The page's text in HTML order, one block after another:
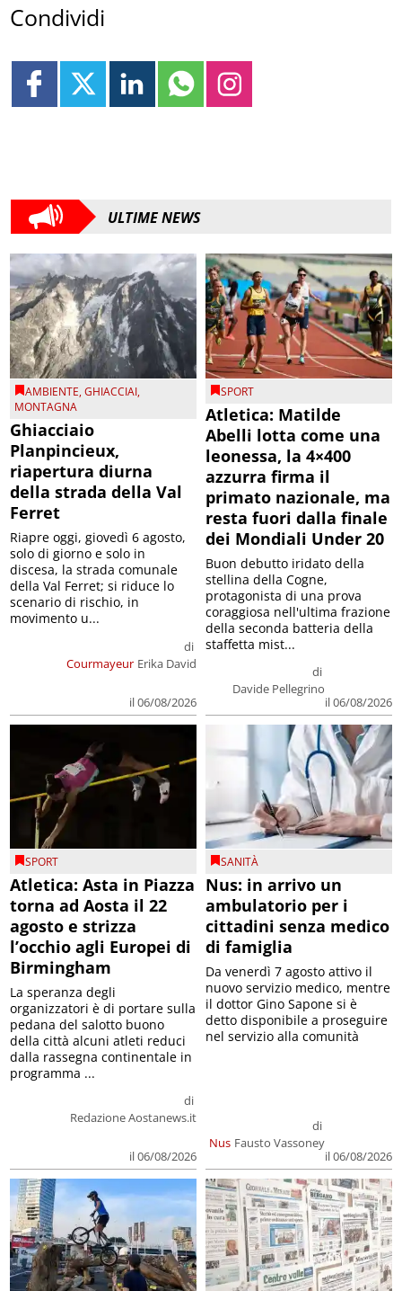
Condividi
ULTIME NEWS
AMBIENTE,GHIACCIAI,
MONTAGNA
Ghiacciaio
Planpincieux,
riapertura diurna
della strada della Val
Ferret
Courmayeur
di
Erika David
il 06/08/2026
Riapre oggi, giovedì 6 agosto,
solo di giorno e solo in
discesa, la strada comunale
della Val Ferret; si riduce lo
scenario di rischio, in
movimento u...
SPORT
Atletica: Matilde
Abelli lotta come una
leonessa, la 4×400
azzurra firma il
primato nazionale, ma
resta fuori dalla finale
dei Mondiali Under 20
di
Davide Pellegrino
il 06/08/2026
Buon debutto iridato della
stellina della Cogne,
protagonista di una prova
coraggiosa nell'ultima frazione
della seconda batteria della
staffetta mist...
SPORT
Atletica: Asta in Piazza
torna ad Aosta il 22
agosto e strizza
l’occhio agli Europei di
Birmingham
di
Redazione Aostanews.it
il 06/08/2026
La speranza degli
organizzatori è di portare sulla
pedana del salotto buono
della città alcuni atleti reduci
dalla rassegna continentale in
programma ...
SANITÀ
Nus: in arrivo un
ambulatorio per i
cittadini senza medico
di famiglia
Nus
di
Fausto Vassoney
il 06/08/2026
Da venerdì 7 agosto attivo il
nuovo servizio medico, mentre
il dottor Gino Sapone si è
detto disponibile a proseguire
nel servizio alla comunità